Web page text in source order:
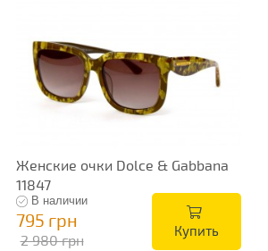
Женские очки Dolce & Gabbana
11847
В наличии
795 грн
2 980 грн
Купить